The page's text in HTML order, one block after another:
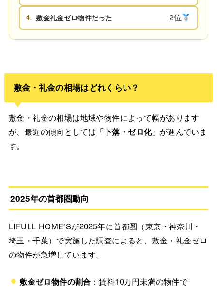
4. 敷金礼金ゼロ物件だった 2位
敷金・礼金の相場はどれくらい？
敷金・礼金の相場は地域や物件によって幅があります
が、最近の傾向としては 「下落・ゼロ化」 が進んでいま
す。
2025年の首都圏動向
LIFULL HOME’Sが2025年に首都圏（東京・神奈川・
埼玉・千葉）で実施した調査によると、敷金・礼金ゼロ
の物件が急増しています。
敷金ゼロ物件の割合 ：賃料10万円未満の物件で